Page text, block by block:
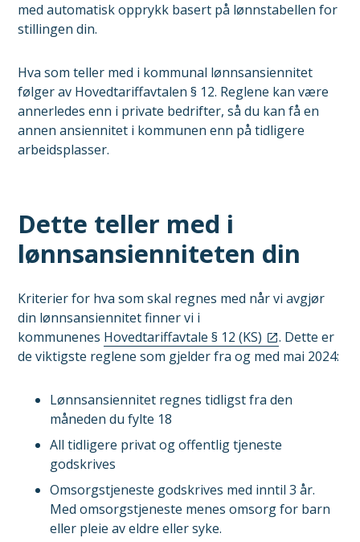
med automatisk opprykk basert på lønnstabellen for
stillingen din.
Hva som teller med i kommunal lønnsansiennitet
følger av Hovedtariffavtalen § 12. Reglene kan være
annerledes enn i private bedrifter, så du kan få en
annen ansiennitet i kommunen enn på tidligere
arbeidsplasser.
Dette teller med i
lønnsansienniteten din
Kriterier for hva som skal regnes med når vi avgjør
din lønnsansiennitet finner vi i
kommunenes Hovedtariffavtale § 12 (KS)
. Dette er
de viktigste reglene som gjelder fra og med mai 2024:
Lønnsansiennitet regnes tidligst fra den
måneden du fylte 18
All tidligere privat og offentlig tjeneste
godskrives
Omsorgstjeneste godskrives med inntil 3 år.
Med omsorgstjeneste menes omsorg for barn
eller pleie av eldre eller syke.